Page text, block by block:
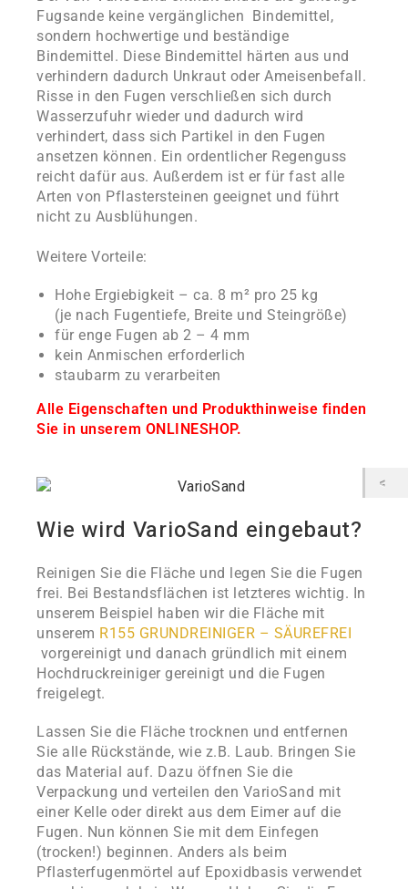
Fugsande keine vergänglichen Bindemittel,
sondern hochwertige und beständige
Bindemittel. Diese Bindemittel härten aus und
verhindern dadurch Unkraut oder Ameisenbefall.
Risse in den Fugen verschließen sich durch
Wasserzufuhr wieder und dadurch wird
verhindert, dass sich Partikel in den Fugen
ansetzen können. Ein ordentlicher Regenguss
reicht dafür aus. Außerdem ist er für fast alle
Arten von Pflastersteinen geeignet und führt
nicht zu Ausblühungen.
Weitere Vorteile:
Hohe Ergiebigkeit – ca. 8 m² pro 25 kg
(je nach Fugentiefe, Breite und Steingröße)
für enge Fugen ab 2 – 4 mm
kein Anmischen erforderlich
staubarm zu verarbeiten
Alle Eigenschaften und Produkthinweise finden
Sie in unserem ONLINESHOP.
Wie wird VarioSand eingebaut?
Reinigen Sie die Fläche und legen Sie die Fugen
frei. Bei Bestandsflächen ist letzteres wichtig. In
unserem Beispiel haben wir die Fläche mit
unserem R155 GRUNDREINIGER – SÄUREFREI
vorgereinigt und danach gründlich mit einem
Hochdruckreiniger gereinigt und die Fugen
freigelegt.
Lassen Sie die Fläche trocknen und entfernen
Sie alle Rückstände, wie z.B. Laub. Bringen Sie
das Material auf. Dazu öffnen Sie die
Verpackung und verteilen den VarioSand mit
einer Kelle oder direkt aus dem Eimer auf die
Fugen. Nun können Sie mit dem Einfegen
(trocken!) beginnen. Anders als beim
Pflasterfugenmörtel auf Epoxidbasis verwendet